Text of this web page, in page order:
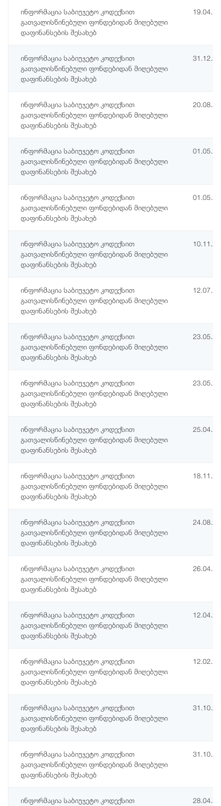
ინფორმაცია საბიუჯეტო კოდექსით
გათვალისწინებული ფონდებიდან მიღებული
დაფინანსების შესახებ
ინფორმაცია საბიუჯეტო კოდექსით
გათვალისწინებული ფონდებიდან მიღებული
დაფინანსების შესახებ
ინფორმაცია საბიუჯეტო კოდექსით
გათვალისწინებული ფონდებიდან მიღებული
დაფინანსების შესახებ
ინფორმაცია საბიუჯეტო კოდექსით
გათვალისწინებული ფონდებიდან მიღებული
დაფინანსების შესახებ
ინფორმაცია საბიუჯეტო კოდექსით
გათვალისწინებული ფონდებიდან მიღებული
დაფინანსების შესახებ
ინფორმაცია საბიუჯეტო კოდექსით
გათვალისწინებული ფონდებიდან მიღებული
დაფინანსების შესახებ
ინფორმაცია საბიუჯეტო კოდექსით
გათვალისწინებული ფონდებიდან მიღებული
დაფინანსების შესახებ
ინფორმაცია საბიუჯეტო კოდექსით
გათვალისწინებული ფონდებიდან მიღებული
დაფინანსების შესახებ
ინფორმაცია საბიუჯეტო კოდექსით
გათვალისწინებული ფონდებიდან მიღებული
დაფინანსების შესახებ
ინფორმაცია საბიუჯეტო კოდექსით
გათვალისწინებული ფონდებიდან მიღებული
დაფინანსების შესახებ
ინფორმაცია საბიუჯეტო კოდექსით
გათვალისწინებული ფონდებიდან მიღებული
დაფინანსების შესახებ
ინფორმაცია საბიუჯეტო კოდექსით
გათვალისწინებული ფონდებიდან მიღებული
დაფინანსების შესახებ
ინფორმაცია საბიუჯეტო კოდექსით
გათვალისწინებული ფონდებიდან მიღებული
დაფინანსების შესახებ
ინფორმაცია საბიუჯეტო კოდექსით
გათვალისწინებული ფონდებიდან მიღებული
დაფინანსების შესახებ
ინფორმაცია საბიუჯეტო კოდექსით
გათვალისწინებული ფონდებიდან მიღებული
დაფინანსების შესახებ
ინფორმაცია საბიუჯეტო კოდექსით
გათვალისწინებული ფონდებიდან მიღებული
დაფინანსების შესახებ
ინფორმაცია საბიუჯეტო კოდექსით
გათვალისწინებული ფონდებიდან მიღებული
დაფინანსების შესახებ
ინფორმაცია საბიუჯეტო კოდექსით